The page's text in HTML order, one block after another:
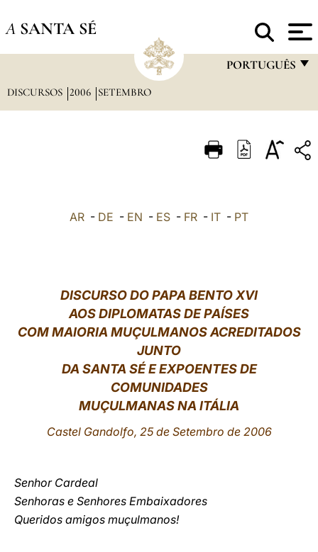
A SANTA SÉ
PORTUGUÊS
ITALIANO
中文
LATINE
DISCURSOS 2006 SETEMBRO
AR - DE - EN - ES - FR - IT - PT
DISCURSO DO PAPA BENTO XVI
AOS DIPLOMATAS DE PAÍSES
COM MAIORIA MUÇULMANOS ACREDITADOS
JUNTO
DA SANTA SÉ E EXPOENTES DE
COMUNIDADES
MUÇULMANAS NA ITÁLIA
Castel Gandolfo, 25 de Setembro de 2006
Senhor Cardeal
Senhoras e Senhores Embaixadores
Queridos amigos muçulmanos!